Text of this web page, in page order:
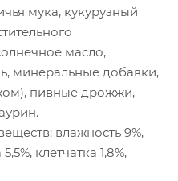
мука, кукурузный
масло,
минеральные добавки,
пивные дрожжи,
влажность 9%,
клетчатка 1,8%,